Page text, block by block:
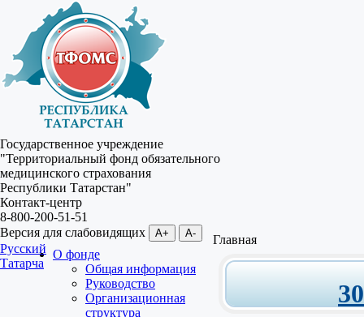
Государственное учреждение
"Территориальный фонд обязательного
медицинского страхования
Республики Татарстан"
Контакт-центр
8-800-200-51-51
Версия для слабовидящих
A+ A-
Русский
Татарча
О фонде
Общая информация
Руководство
Организационная
структура
Главная